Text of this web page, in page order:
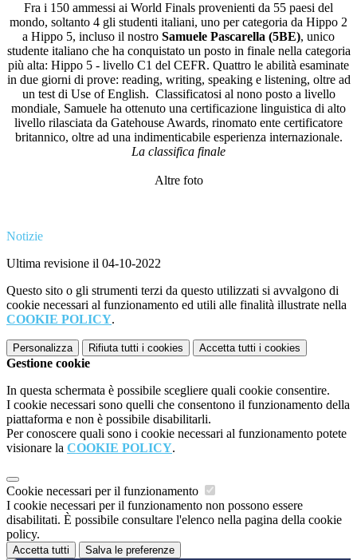
Fra i 150 ammessi ai World Finals provenienti da 55 paesi del
mondo, soltanto 4 gli studenti italiani, uno per categoria da Hippo 2
a Hippo 5, incluso il nostro Samuele Pascarella (5BE), unico
studente italiano che ha conquistato un posto in finale nella categoria
più alta: Hippo 5 - livello C1 del CEFR. Quattro le abilità esaminate
in due giorni di prove: reading, writing, speaking e listening, oltre ad
un test di Use of English. Classificatosi al nono posto a livello
mondiale, Samuele ha ottenuto una certificazione linguistica di alto
livello rilasciata da Gatehouse Awards, rinomato ente certificatore
britannico, oltre ad una indimenticabile esperienza internazionale.
La classifica finale
Altre foto
Notizie
Ultima revisione il 04-10-2022
Questo sito o gli strumenti terzi da questo utilizzati si avvalgono di
cookie necessari al funzionamento ed utili alle finalità illustrate nella
COOKIE POLICY.
Personalizza Rifiuta tutti i cookies Accetta tutti i cookies
Gestione cookie
In questa schermata è possibile scegliere quali cookie consentire.
I cookie necessari sono quelli che consentono il funzionamento della
piattaforma e non è possibile disabilitarli.
Per conoscere quali sono i cookie necessari al funzionamento potete
visionare la COOKIE POLICY.
Cookie necessari per il funzionamento
I cookie necessari per il funzionamento non possono essere
disabilitati. È possibile consultare l'elenco nella pagina della cookie
policy.
Accetta tutti Salva le preferenze